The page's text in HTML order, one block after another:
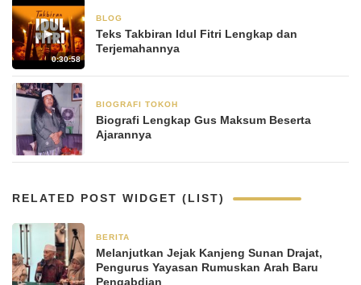
▶
0:30:58
BLOG
Teks Takbiran Idul Fitri Lengkap dan
Terjemahannya
BIOGRAFI TOKOH
Biografi Lengkap Gus Maksum Beserta
Ajarannya
RELATED POST WIDGET (LIST)
BERITA
Melanjutkan Jejak Kanjeng Sunan Drajat,
Pengurus Yayasan Rumuskan Arah Baru
Pengabdian